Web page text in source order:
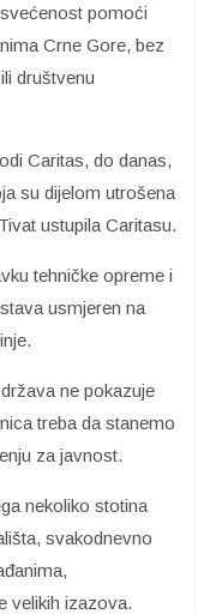
pomoći
Crne Gore, bez
društvenu
Caritas, do danas,
su dijelom utrošena
ustupila Caritasu.
tehničke opreme i
usmjeren na
ne pokazuje
treba da stanemo
za javnost.
nekoliko stotina
svakodnevno
velikih izazova.